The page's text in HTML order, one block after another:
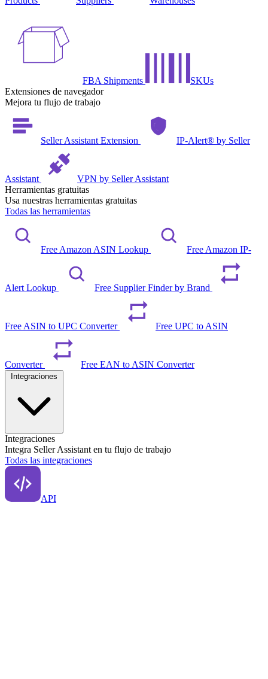
FBA Shipments
SKUs
Extensiones de navegador
Mejora tu flujo de trabajo
Seller Assistant Extension IP-Alert® by Seller
Assistant
VPN by Seller Assistant
Herramientas gratuitas
Usa nuestras herramientas gratuitas
Todas las herramientas
Free Amazon ASIN Lookup Free Amazon IP-
Alert Lookup Free Supplier Finder by Brand
Free ASIN to UPC Converter Free UPC to ASIN
Converter Free EAN to ASIN Converter
Integraciones
Integra Seller Assistant en tu flujo de trabajo
Todas las integraciones
API